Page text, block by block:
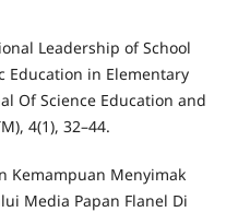
Leadership of School
Education in Elementary
Of Science Education and
4(1), 32–44.
Kemampuan Menyimak
Media Papan Flanel Di